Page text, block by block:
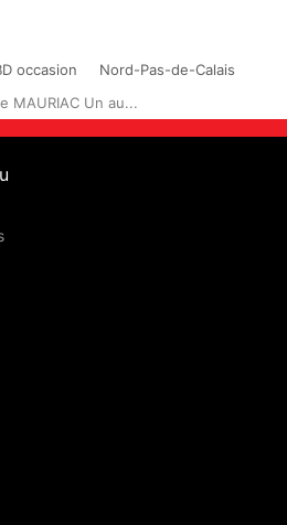
occasion
Nord-Pas-de-Calais
MAURIAC Un au...